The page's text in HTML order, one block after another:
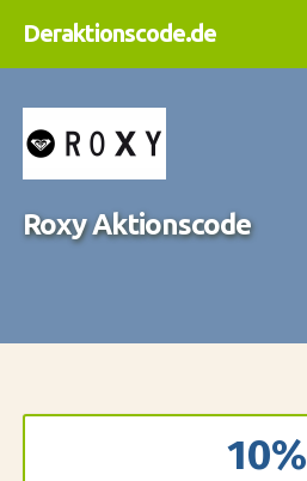
Deraktionscode.de
Roxy Aktionscode
10%